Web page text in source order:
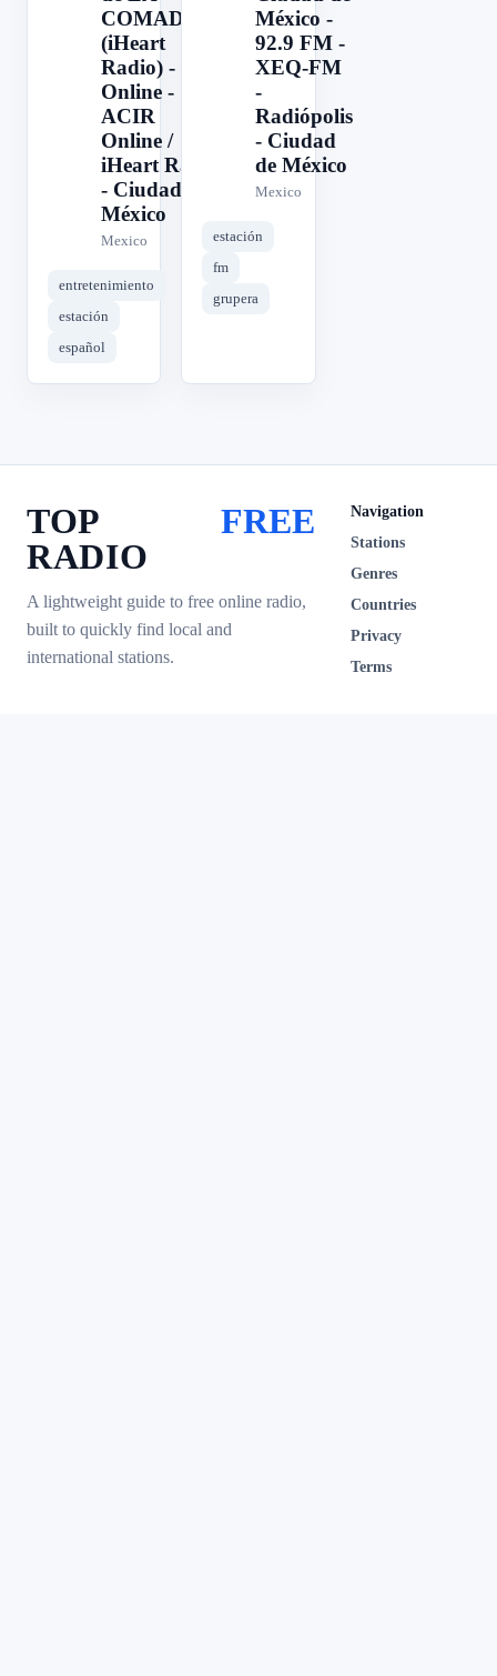
COMADRE
(iHeart
Radio) -
Online -
ACIR
Online /
iHeart Radio
- Ciudad de
México
Mexico
entretenimiento
estación
español
México -
92.9 FM -
XEQ-FM
-
Radiópolis
- Ciudad
de México
Mexico
estación
fm
grupera
TOP
RADIO
FREE
A lightweight guide to free online radio,
built to quickly find local and
international stations.
Navigation
Stations
Genres
Countries
Privacy
Terms